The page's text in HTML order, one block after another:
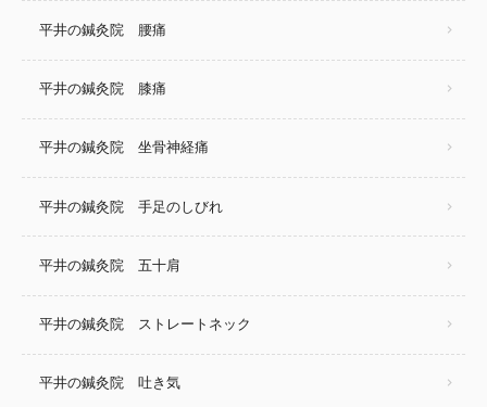
平井の鍼灸院 腰痛
平井の鍼灸院 膝痛
平井の鍼灸院 坐骨神経痛
平井の鍼灸院 手足のしびれ
平井の鍼灸院 五十肩
平井の鍼灸院 ストレートネック
平井の鍼灸院 吐き気